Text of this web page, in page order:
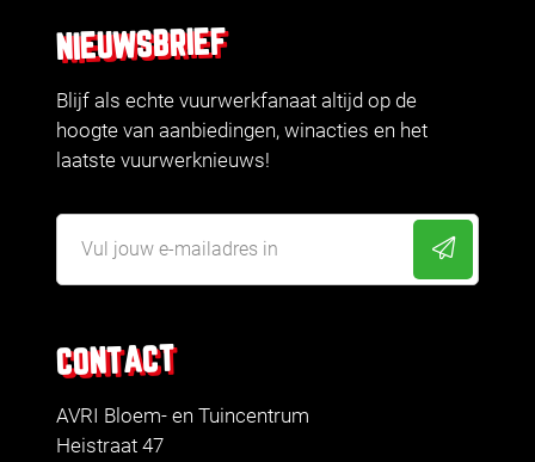
CONTACT
AVRI Bloem- en Tuincentrum
Heistraat 47
NIEUWSBRIEF
Blijf als echte vuurwerkfanaat altijd op de
hoogte van aanbiedingen, winacties en het
laatste vuurwerknieuws!